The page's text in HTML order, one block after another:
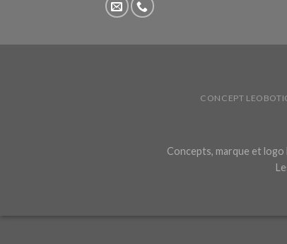
CONCEPT
Concepts, marque et